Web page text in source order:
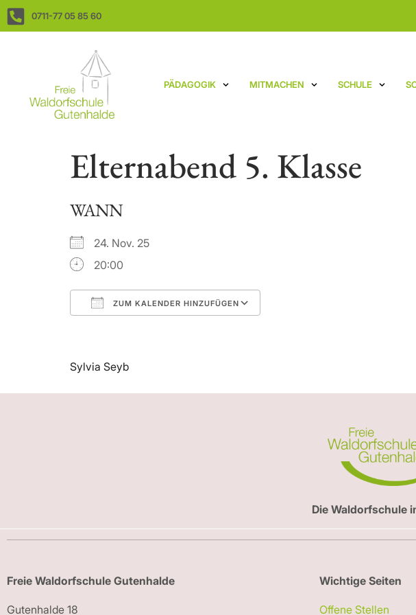
0711-77 05 85 60
PÄDAGOGIK MITMACHEN SCHULE
Elternabend 5. Klasse
WANN
24. Nov. 25
20:00
ZUM KALENDER HINZUFÜGEN
Sylvia Seyb
Die Waldorfschule
Freie Waldorfschule Gutenhalde
Gutenhalde 18
Wichtige Seiten
Offene Stellen